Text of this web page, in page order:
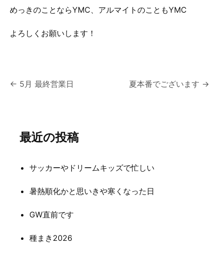
めっきのことならYMC、アルマイトのこともYMC
よろしくお願いします！
投
ビ
シ
← 5月 最終営業日 夏本番でございます →
最近の投稿
サッカーやドリームキッズで忙しい
暑熱順化かと思いきや寒くなった日
GW直前です
種まき2026